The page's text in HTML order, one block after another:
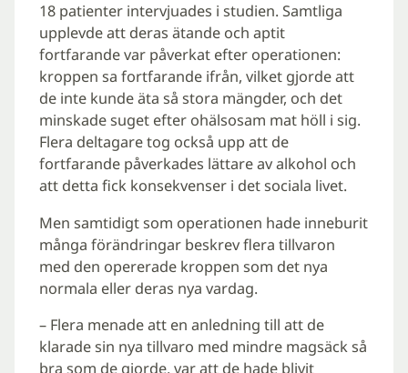
18 patienter intervjuades i studien. Samtliga
upplevde att deras ätande och aptit
fortfarande var påverkat efter operationen:
kroppen sa fortfarande ifrån, vilket gjorde att
de inte kunde äta så stora mängder, och det
minskade suget efter ohälsosam mat höll i sig.
Flera deltagare tog också upp att de
fortfarande påverkades lättare av alkohol och
att detta fick konsekvenser i det sociala livet.
Men samtidigt som operationen hade inneburit
många förändringar beskrev flera tillvaron
med den opererade kroppen som det nya
normala eller deras nya vardag.
– Flera menade att en anledning till att de
klarade sin nya tillvaro med mindre magsäck så
bra som de gjorde, var att de hade blivit